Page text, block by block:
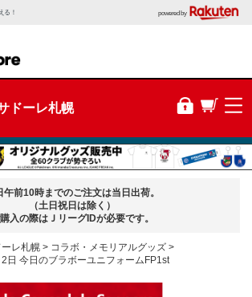
る！ powered by
ドーレ札幌
午前10時までのご注文は当日出荷。
（土日祝日は除く）
入の際はＪリーグIDが必要です。
レ札幌
コラボ・メモリアルグッズ
日 今日のブラボーユニフォームFP1st